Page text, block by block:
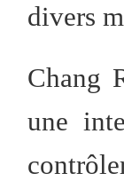
divers
Chang
une